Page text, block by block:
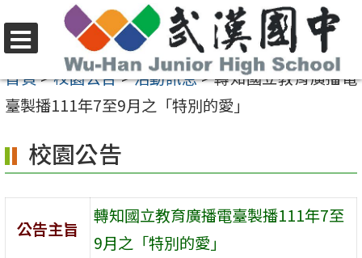
至
要
容
區
選
單
首頁>校園公告>活動訊息>轉知國立教育廣播電
臺製播111年7至9月之「特別的愛」
校園公告
公告主旨
轉知國立教育廣播電臺製播111年7至
9月之「特別的愛」